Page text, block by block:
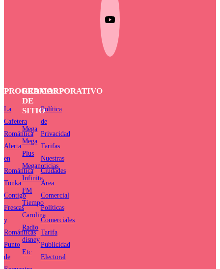
PROGRAMAS
La
Cafetera
Romántica
Alerta
en
Romántica
Tonka
Contigo
Frescas
y
Románticas
Punto
de
RED
DE
SITIO
Mega
Mega
Plus
Meganoticias
Infinita
FM
Tiempo
Carolina
Radio
disney
Etc
CORPORATIVO
Política
de
Privacidad
Tarifas
Nuestras
Ciudades
Área
Comercial
Políticas
Comerciales
Tarifa
Publicidad
Electoral